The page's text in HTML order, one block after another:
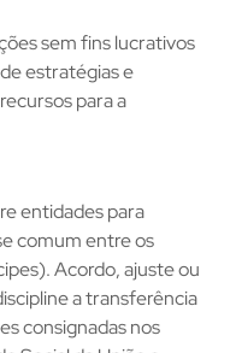
sem fins lucrativos
estratégias e
para a
entidades para
comum entre os
Acordo, ajuste ou
a transferência
consignadas nos